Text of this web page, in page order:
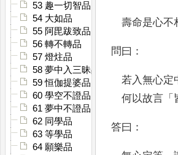
53 趣一切智品
54 大如品
55 阿毘跋致品
56 轉不轉品
57 燈炷品
58 夢中入三昧品
59 恒伽提婆品
60 學空不證品
61 夢中不證品
62 同學品
63 等學品
64 願樂品
壽命是心不
問曰 ：
若入無心定
何以故言 「
答曰 ：